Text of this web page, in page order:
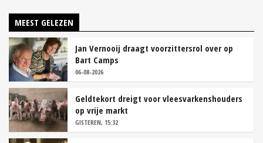
MEEST GELEZEN
Jan Vernooij draagt voorzittersrol over op
Bart Camps
06-08-2026
Geldtekort dreigt voor vleesvarkenshouders
op vrije markt
GISTEREN, 15:32